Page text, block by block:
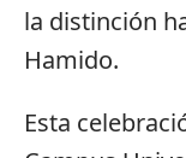
la distinción
Hamido.
Esta